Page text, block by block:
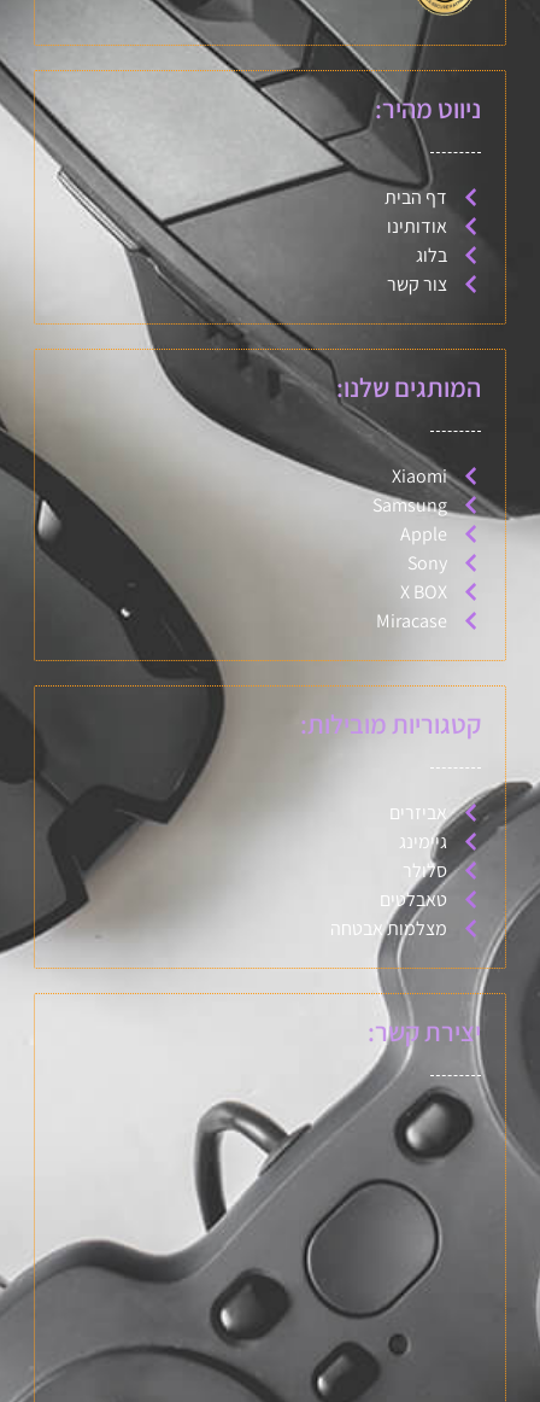
ניווט מהיר:
דף הבית
אודותינו
בלוג
צור קשר
המותגים שלנו:
Xiaomi
Samsung
Apple
Sony
X BOX
Miracase
קטגוריות מובילות:
אביזרים
גיימינג
סלולר
טאבלטים
מצלמות אבטחה
יצירת קשר: